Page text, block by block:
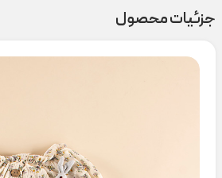
جزئیات محصول